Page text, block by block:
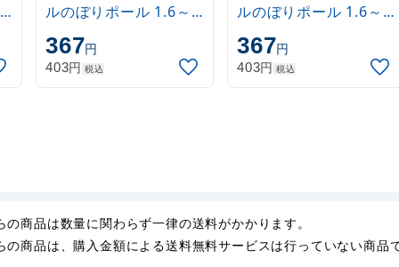
ルのぼりポール 1.6～
3m 伸縮式 水色
(30537SBL)
367円
403円 税込
ルのぼりポール 1.6～
3m 伸縮式 黒
(30537BLK)
367円
403円 税込
の商品は数量に関わらず一律の送料がかかります。
の商品は、購入金額による送料無料サービスは行っていない商品